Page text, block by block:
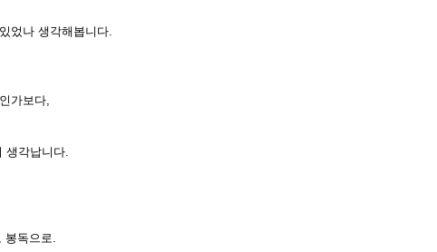
었나 생각해봅니다.
가보다,
생각납니다.
봉독으로.